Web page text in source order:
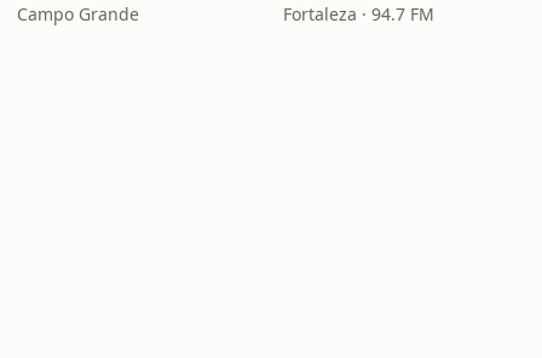
Campo Grande Fortaleza · 94.7 FM